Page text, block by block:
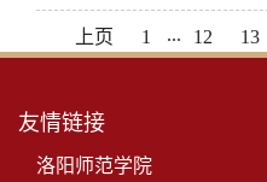
上页 1 ... 12 13
友情链接
洛阳师范学院